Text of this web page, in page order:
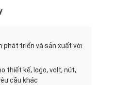
phát triển và sản xuất với
thiết kế, logo, volt, nút,
cầu khác